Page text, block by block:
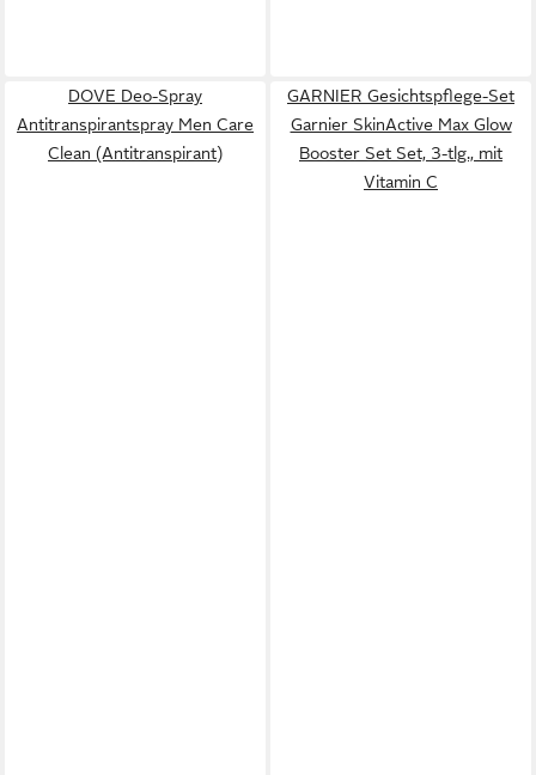
DOVE Deo-Spray
Antitranspirantspray Men Care
Clean (Antitranspirant)
GARNIER Gesichtspflege-Set
Garnier SkinActive Max Glow
Booster Set Set, 3-tlg., mit
Vitamin C